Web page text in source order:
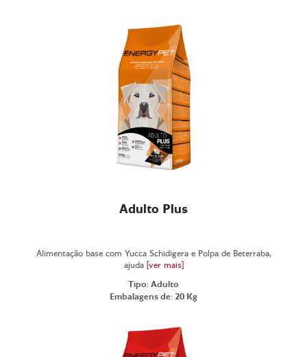
Adulto Plus
Alimentação base com Yucca Schidigera e Polpa de Beterraba,
ajuda [ver mais]
Tipo: Adulto
Embalagens de: 20 Kg